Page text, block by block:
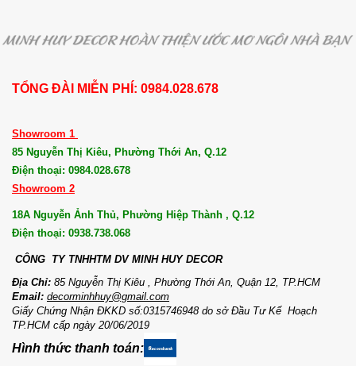
TỔNG ĐÀI MIỄN PHÍ: 0984.028.678
Showroom 1
85 Nguyễn Thị Kiêu, Phường Thới An, Q.12
Điện thoại: 0984.028.678
Showroom 2
18A Nguyễn Ảnh Thủ, Phường Hiệp Thành , Q.12
Điện thoại: 0938.738.068
CÔNG TY TNHHTM DV MINH HUY DECOR
Địa Chỉ: 85 Nguyễn Thị Kiêu , Phường Thới An, Quận 12, TP.HCM
Email: decorminhhuy@gmail.com
Giấy Chứng Nhận ĐKKD số:0315746948 do sở Đầu Tư Kế Hoạch
TP.HCM cấp ngày 20/06/2019
Hình thức thanh toán: